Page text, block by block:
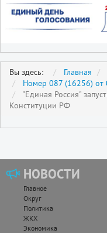
Вы здесь: Главная
Номер 087 (16256)
"Единая Россия"
Конституции РФ
НОВОСТИ
Главное
Округ
Политика
ЖКХ
Экономика